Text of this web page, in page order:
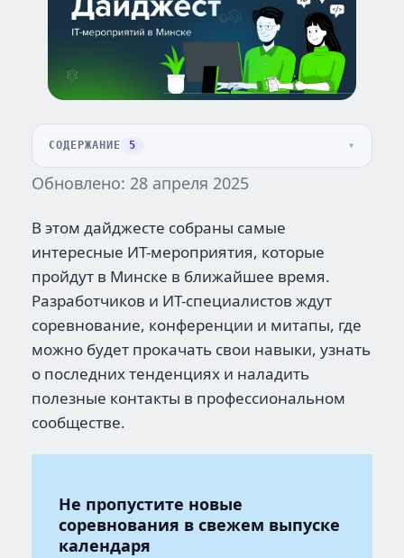
СОДЕРЖАНИЕ 5
Обновлено: 28 апреля 2025
В этом дайджесте собраны самые
интересные ИТ-мероприятия, которые
пройдут в Минске в ближайшее время.
Разработчиков и ИТ-специалистов ждут
соревнование, конференции и митапы, где
можно будет прокачать свои навыки, узнать
о последних тенденциях и наладить
полезные контакты в профессиональном
сообществе.
Не пропустите новые
соревнования в свежем выпуске
календаря